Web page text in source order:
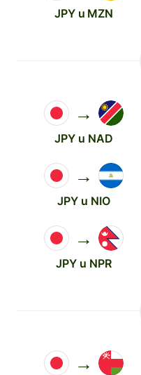
JPY u MZN
→
JPY u NAD
→
JPY u NIO
→
JPY u NPR
→